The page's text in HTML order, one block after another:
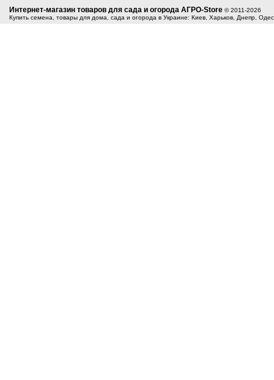
Интернет-магазин товаров для сада и огорода АГРО-Store © 2011-2026
Купить семена, товары для дома, сада и огорода в Украине: Киев, Харьков, Днепр,